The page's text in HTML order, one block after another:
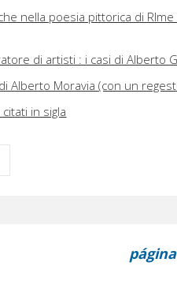
nella poesia pittorica di
di artisti : i casi di Alberto
Alberto Moravia (con un
in sigla